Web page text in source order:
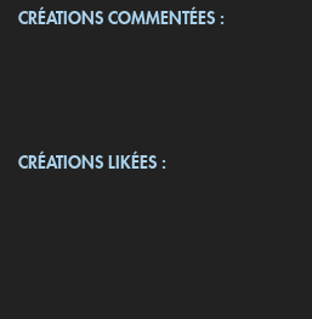
CRÉATIONS COMMENTÉES :
CRÉATIONS LIKÉES :